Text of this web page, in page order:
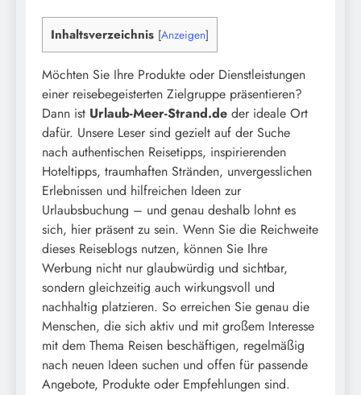
Inhaltsverzeichnis [Anzeigen]
Möchten Sie Ihre Produkte oder Dienstleistungen
einer reisebegeisterten Zielgruppe präsentieren?
Dann ist Urlaub-Meer-Strand.de der ideale Ort
dafür. Unsere Leser sind gezielt auf der Suche
nach authentischen Reisetipps, inspirierenden
Hoteltipps, traumhaften Stränden, unvergesslichen
Erlebnissen und hilfreichen Ideen zur
Urlaubsbuchung – und genau deshalb lohnt es
sich, hier präsent zu sein. Wenn Sie die Reichweite
dieses Reiseblogs nutzen, können Sie Ihre
Werbung nicht nur glaubwürdig und sichtbar,
sondern gleichzeitig auch wirkungsvoll und
nachhaltig platzieren. So erreichen Sie genau die
Menschen, die sich aktiv und mit großem Interesse
mit dem Thema Reisen beschäftigen, regelmäßig
nach neuen Ideen suchen und offen für passende
Angebote, Produkte oder Empfehlungen sind.